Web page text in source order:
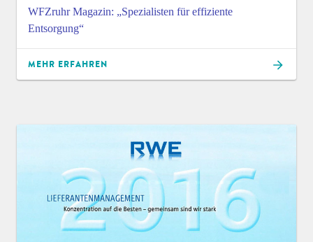
WFZruhr Magazin: „Spezialisten für effiziente
Entsorgung“
MEHR ERFAHREN